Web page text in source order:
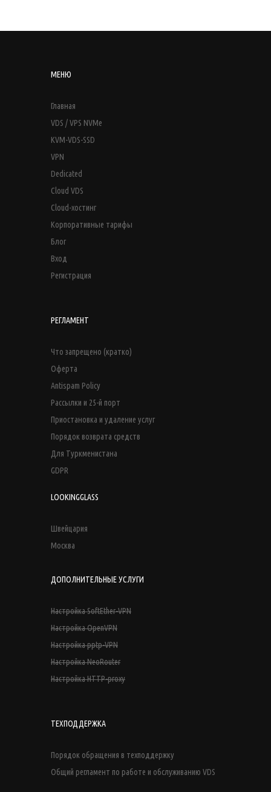
МЕНЮ
Главная
VDS / VPS NVMe
KVM-VDS-SSD
VPN
Dedicated
Cloud VDS
Cloud-хостинг
Корпоративные тарифы
Блог
Вход
Регистрация
РЕГЛАМЕНТ
Что запрещено (кратко)
Оферта
Antispam Policy
Рассылки и 25-й порт
Приостановка и удаление услуг
Порядок возврата средств
Для Туркменистана
GDPR
LOOKINGGLASS
Швейцария
Москва
ДОПОЛНИТЕЛЬНЫЕ УСЛУГИ
Настройка SoftEther-VPN
Настройка OpenVPN
Настройка pptp-VPN
Настройка NeoRouter
Настройка HTTP-proxy
ТЕХПОДДЕРЖКА
Порядок обращения в техподдержку
Общий регламент по работе и обслуживанию VDS